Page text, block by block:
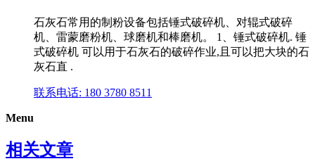
石灰石常用的制粉设备包括锤式破碎机、对辊式破碎
机、雷蒙磨粉机、球磨机和棒磨机。 1、锤式破碎机. 锤
式破碎机 可以用于石灰石的破碎作业,且可以把大块的石
灰石直 .
联系电话: 180 3780 8511
Menu
相关文章